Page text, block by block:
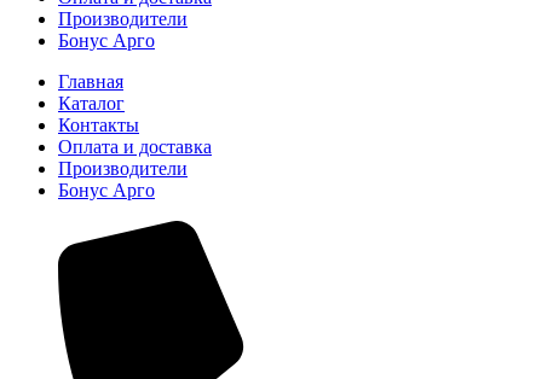
Производители
Бонус Арго
Главная
Каталог
Контакты
Оплата и доставка
Производители
Бонус Арго